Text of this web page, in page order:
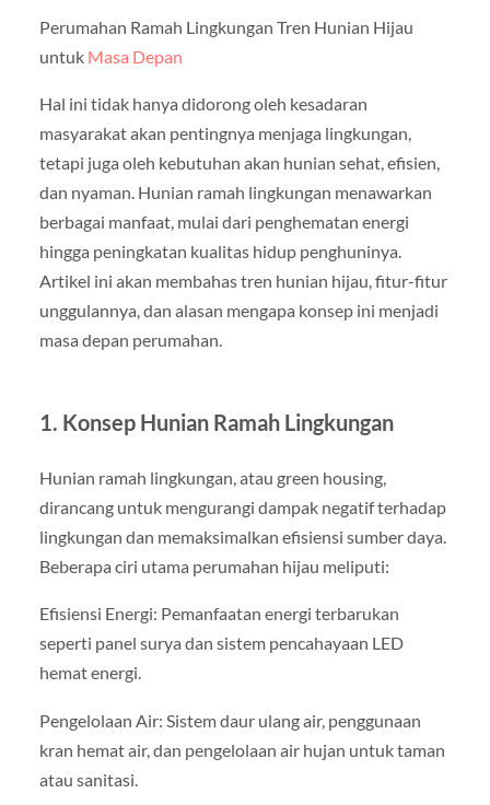
Perumahan Ramah Lingkungan Tren Hunian Hijau
untuk Masa Depan
Hal ini tidak hanya didorong oleh kesadaran
masyarakat akan pentingnya menjaga lingkungan,
tetapi juga oleh kebutuhan akan hunian sehat, efisien,
dan nyaman. Hunian ramah lingkungan menawarkan
berbagai manfaat, mulai dari penghematan energi
hingga peningkatan kualitas hidup penghuninya.
Artikel ini akan membahas tren hunian hijau, fitur-fitur
unggulannya, dan alasan mengapa konsep ini menjadi
masa depan perumahan.
1. Konsep Hunian Ramah Lingkungan
Hunian ramah lingkungan, atau green housing,
dirancang untuk mengurangi dampak negatif terhadap
lingkungan dan memaksimalkan efisiensi sumber daya.
Beberapa ciri utama perumahan hijau meliputi:
Efisiensi Energi: Pemanfaatan energi terbarukan
seperti panel surya dan sistem pencahayaan LED
hemat energi.
Pengelolaan Air: Sistem daur ulang air, penggunaan
kran hemat air, dan pengelolaan air hujan untuk taman
atau sanitasi.